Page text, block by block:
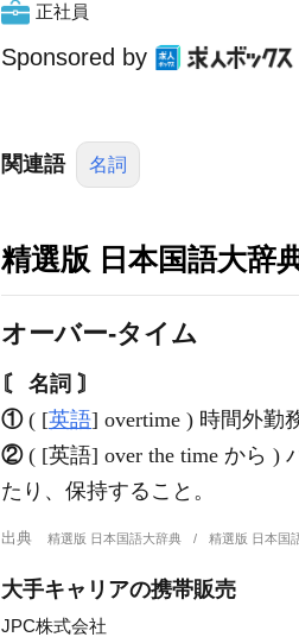
正社員
Sponsored by
関連語 名詞
精選版 日本国語大辞
オーバー‐タイム
〘 名詞 〙
①( [英語] overtime ) 時間外勤
②( [英語] over the time から )
たり、保持すること。
出典 精選版 日本国語大辞典 精選版 日本
大手キャリアの携帯販売
JPC株式会社